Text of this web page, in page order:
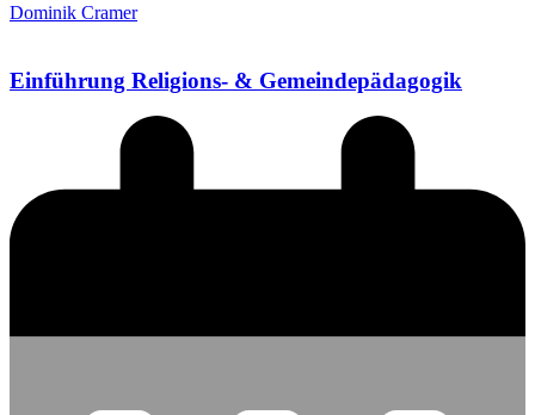
Dominik Cramer
Einführung Religions- & Gemeindepädagogik